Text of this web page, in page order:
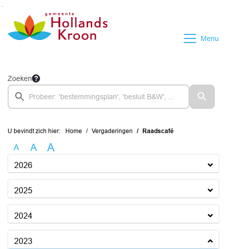
Ga naar de inhoud van deze pagina
Menu
Zoeken
U bevindt zich hier: Home Vergaderingen Raadscafé
A A A
2026
2025
2024
2023